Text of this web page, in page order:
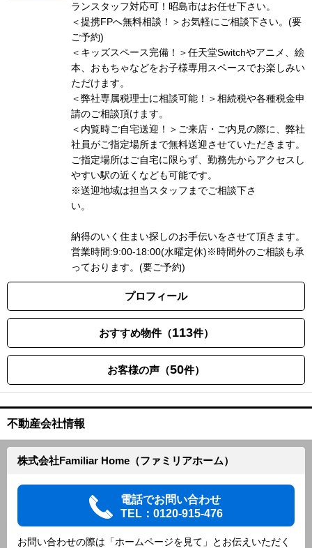
ランスタッフ対応可！昭島市はお任せ下さい。
＜提携FPへ無料相談！＞お気軽にご相談下さい。(要
ご予約)
＜キッズスペース完備！＞任天堂Switchやアニメ、絵
本、おもちゃなどをお子様専用スペースでお楽しみい
ただけます。
＜弊社専属税理士に相談可能！＞相続税や各種税金申
請のご相談頂けます。
＜内覧時ご自宅送迎！＞ご来店・ご内見の際に、弊社
社員がご指定場所まで無料送迎させていただきます。
ご指定場所はご自宅に限らず、勤務先からアクセスし
やすい駅の近くなども可能です。
※送迎地域は担当スタッフまでご相談下さ
い
納得のいく住まい探しのお手伝いをさせて頂きます。
営業時間:9:00-18:00(水曜定休)※時間外のご相談も承
っております。(要ご予約)
プロフィール
おすすめ物件（113件）
お客様の声（50件）
不動産会社情報
株式会社Familiar Home（ファミリアホーム）
電話でお問い合わせ
TEL：0120-915-476
お問い合わせの際は「ホームページを見て」とお伝えいただく